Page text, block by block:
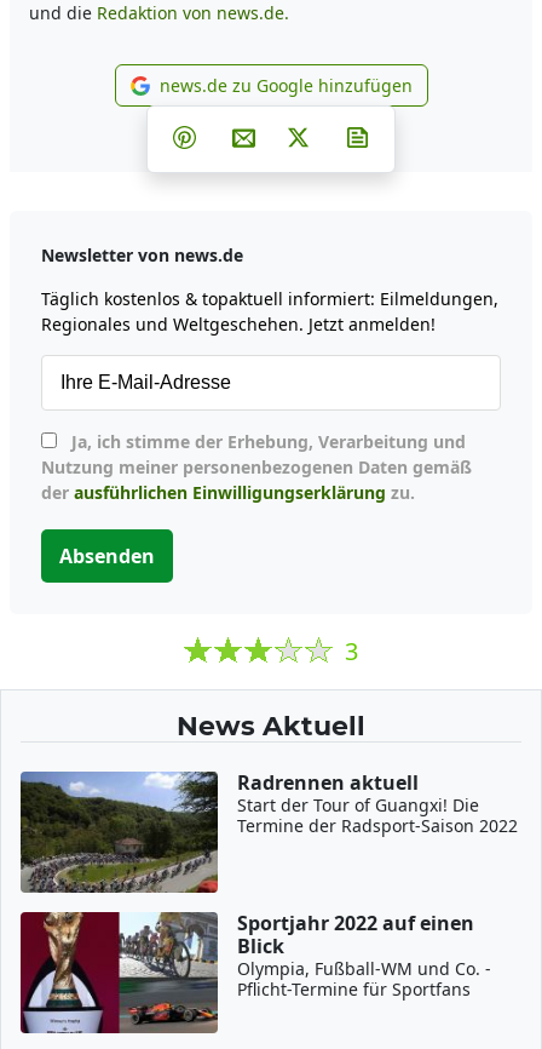
und die Redaktion von news.de.
news.de zu Google
news.de zu Google hinzufügen
Teilen auf Facebook
Teilen auf Whatsapp
Teilen auf Telegram
Teilen auf Pinterest
Per E-Mail teilen
Post auf X
Newsletter von news.de
Täglich kostenlos & topaktuell informiert: Eilmeldungen,
Regionales und Weltgeschehen. Jetzt anmelden!
Nutzung meiner personenbezogenen Daten gemäß
der ausführlichen Einwilligungserklärung zu.
Absenden
3
News Aktuell
Radrennen aktuell
Start der Tour of Guangxi! Die
Termine der Radsport-Saison 2022
Sportjahr 2022 auf einen
Blick
Olympia, Fußball-WM und Co. -
Pflicht-Termine für Sportfans